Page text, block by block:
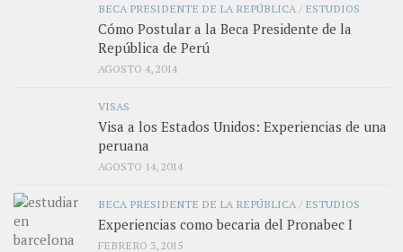
BECA PRESIDENTE DE LA REPÚBLICA / ESTUDIOS
Cómo Postular a la Beca Presidente de la
República de Perú
AGOSTO 4, 2014
VISAS
Visa a los Estados Unidos: Experiencias de una
peruana
AGOSTO 14, 2014
BECA PRESIDENTE DE LA REPÚBLICA / ESTUDIOS
Experiencias como becaria del Pronabec I
FEBRERO 3, 2015